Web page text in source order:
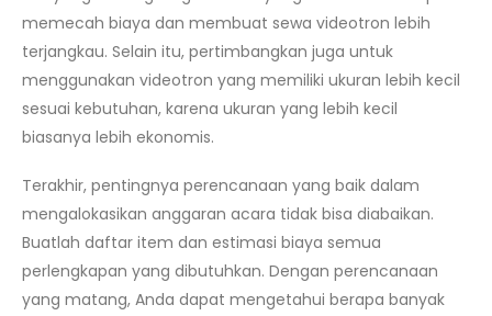
memecah biaya dan membuat sewa videotron lebih
terjangkau. Selain itu, pertimbangkan juga untuk
menggunakan videotron yang memiliki ukuran lebih kecil
sesuai kebutuhan, karena ukuran yang lebih kecil
biasanya lebih ekonomis.
Terakhir, pentingnya perencanaan yang baik dalam
mengalokasikan anggaran acara tidak bisa diabaikan.
Buatlah daftar item dan estimasi biaya semua
perlengkapan yang dibutuhkan. Dengan perencanaan
yang matang, Anda dapat mengetahui berapa banyak